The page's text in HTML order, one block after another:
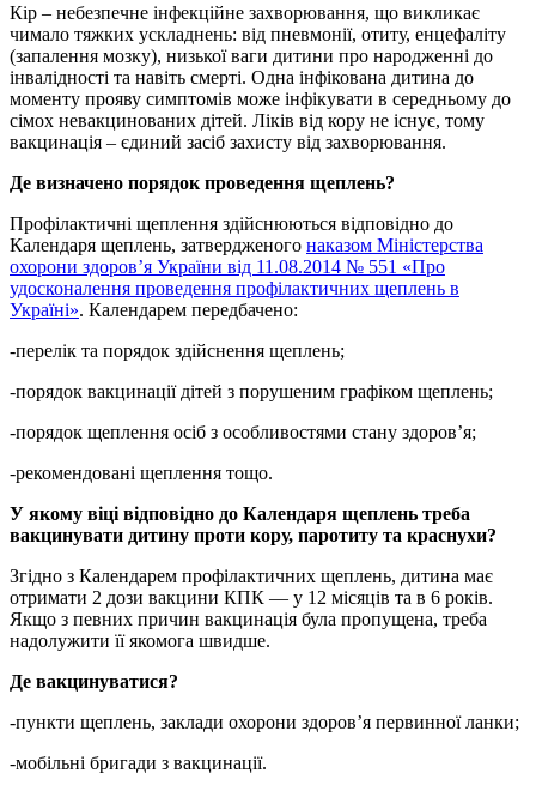
Кір – небезпечне інфекційне захворювання, що викликає
чимало тяжких ускладнень: від пневмонії, отиту, енцефаліту
(запалення мозку), низької ваги дитини про народженні до
інвалідності та навіть смерті. Одна інфікована дитина до
моменту прояву симптомів може інфікувати в середньому до
сімох невакцинованих дітей. Ліків від кору не існує, тому
вакцинація – єдиний засіб захисту від захворювання.
Де визначено порядок проведення щеплень?
Профілактичні щеплення здійснюються відповідно до
Календаря щеплень, затвердженого наказом Міністерства
охорони здоров’я України від 11.08.2014 № 551 «Про
удосконалення проведення профілактичних щеплень в
Україні». Календарем передбачено:
-перелік та порядок здійснення щеплень;
-порядок вакцинації дітей з порушеним графіком щеплень;
-порядок щеплення осіб з особливостями стану здоров’я;
-рекомендовані щеплення тощо.
У якому віці відповідно до Календаря щеплень треба
вакцинувати дитину проти кору, паротиту та краснухи?
Згідно з Календарем профілактичних щеплень, дитина має
отримати 2 дози вакцини КПК — у 12 місяців та в 6 років.
Якщо з певних причин вакцинація була пропущена, треба
надолужити її якомога швидше.
Де вакцинуватися?
-пункти щеплень, заклади охорони здоров’я первинної ланки;
-мобільні бригади з вакцинації.